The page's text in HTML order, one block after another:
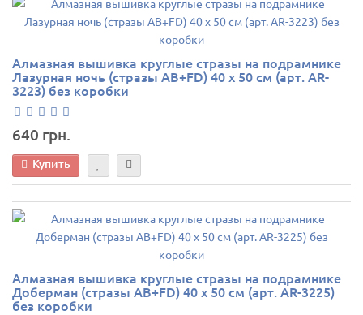
Алмазная вышивка круглые стразы на подрамнике
Лазурная ночь (стразы AB+FD) 40 х 50 см (арт. AR-
3223) без коробки
640 грн.
Купить
Алмазная вышивка круглые стразы на подрамнике
Доберман (стразы AB+FD) 40 х 50 см (арт. AR-3225)
без коробки